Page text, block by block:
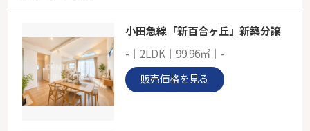
-
104.33㎡～109.76㎡
小田急線「新百合ヶ丘」新築分譲
-｜2LDK｜99.96㎡｜-
販売価格を見る